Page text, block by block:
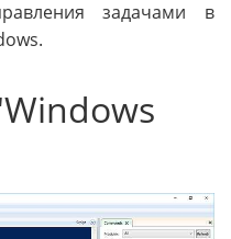
задачами в